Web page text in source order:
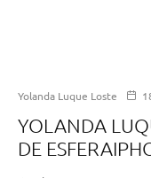
Yolanda Luque Loste
YOLANDA
DE